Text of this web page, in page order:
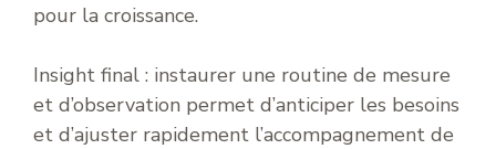
pour la croissance.
Insight final : instaurer une routine de mesure
et d’observation permet d’anticiper les besoins
et d’ajuster rapidement l’accompagnement de